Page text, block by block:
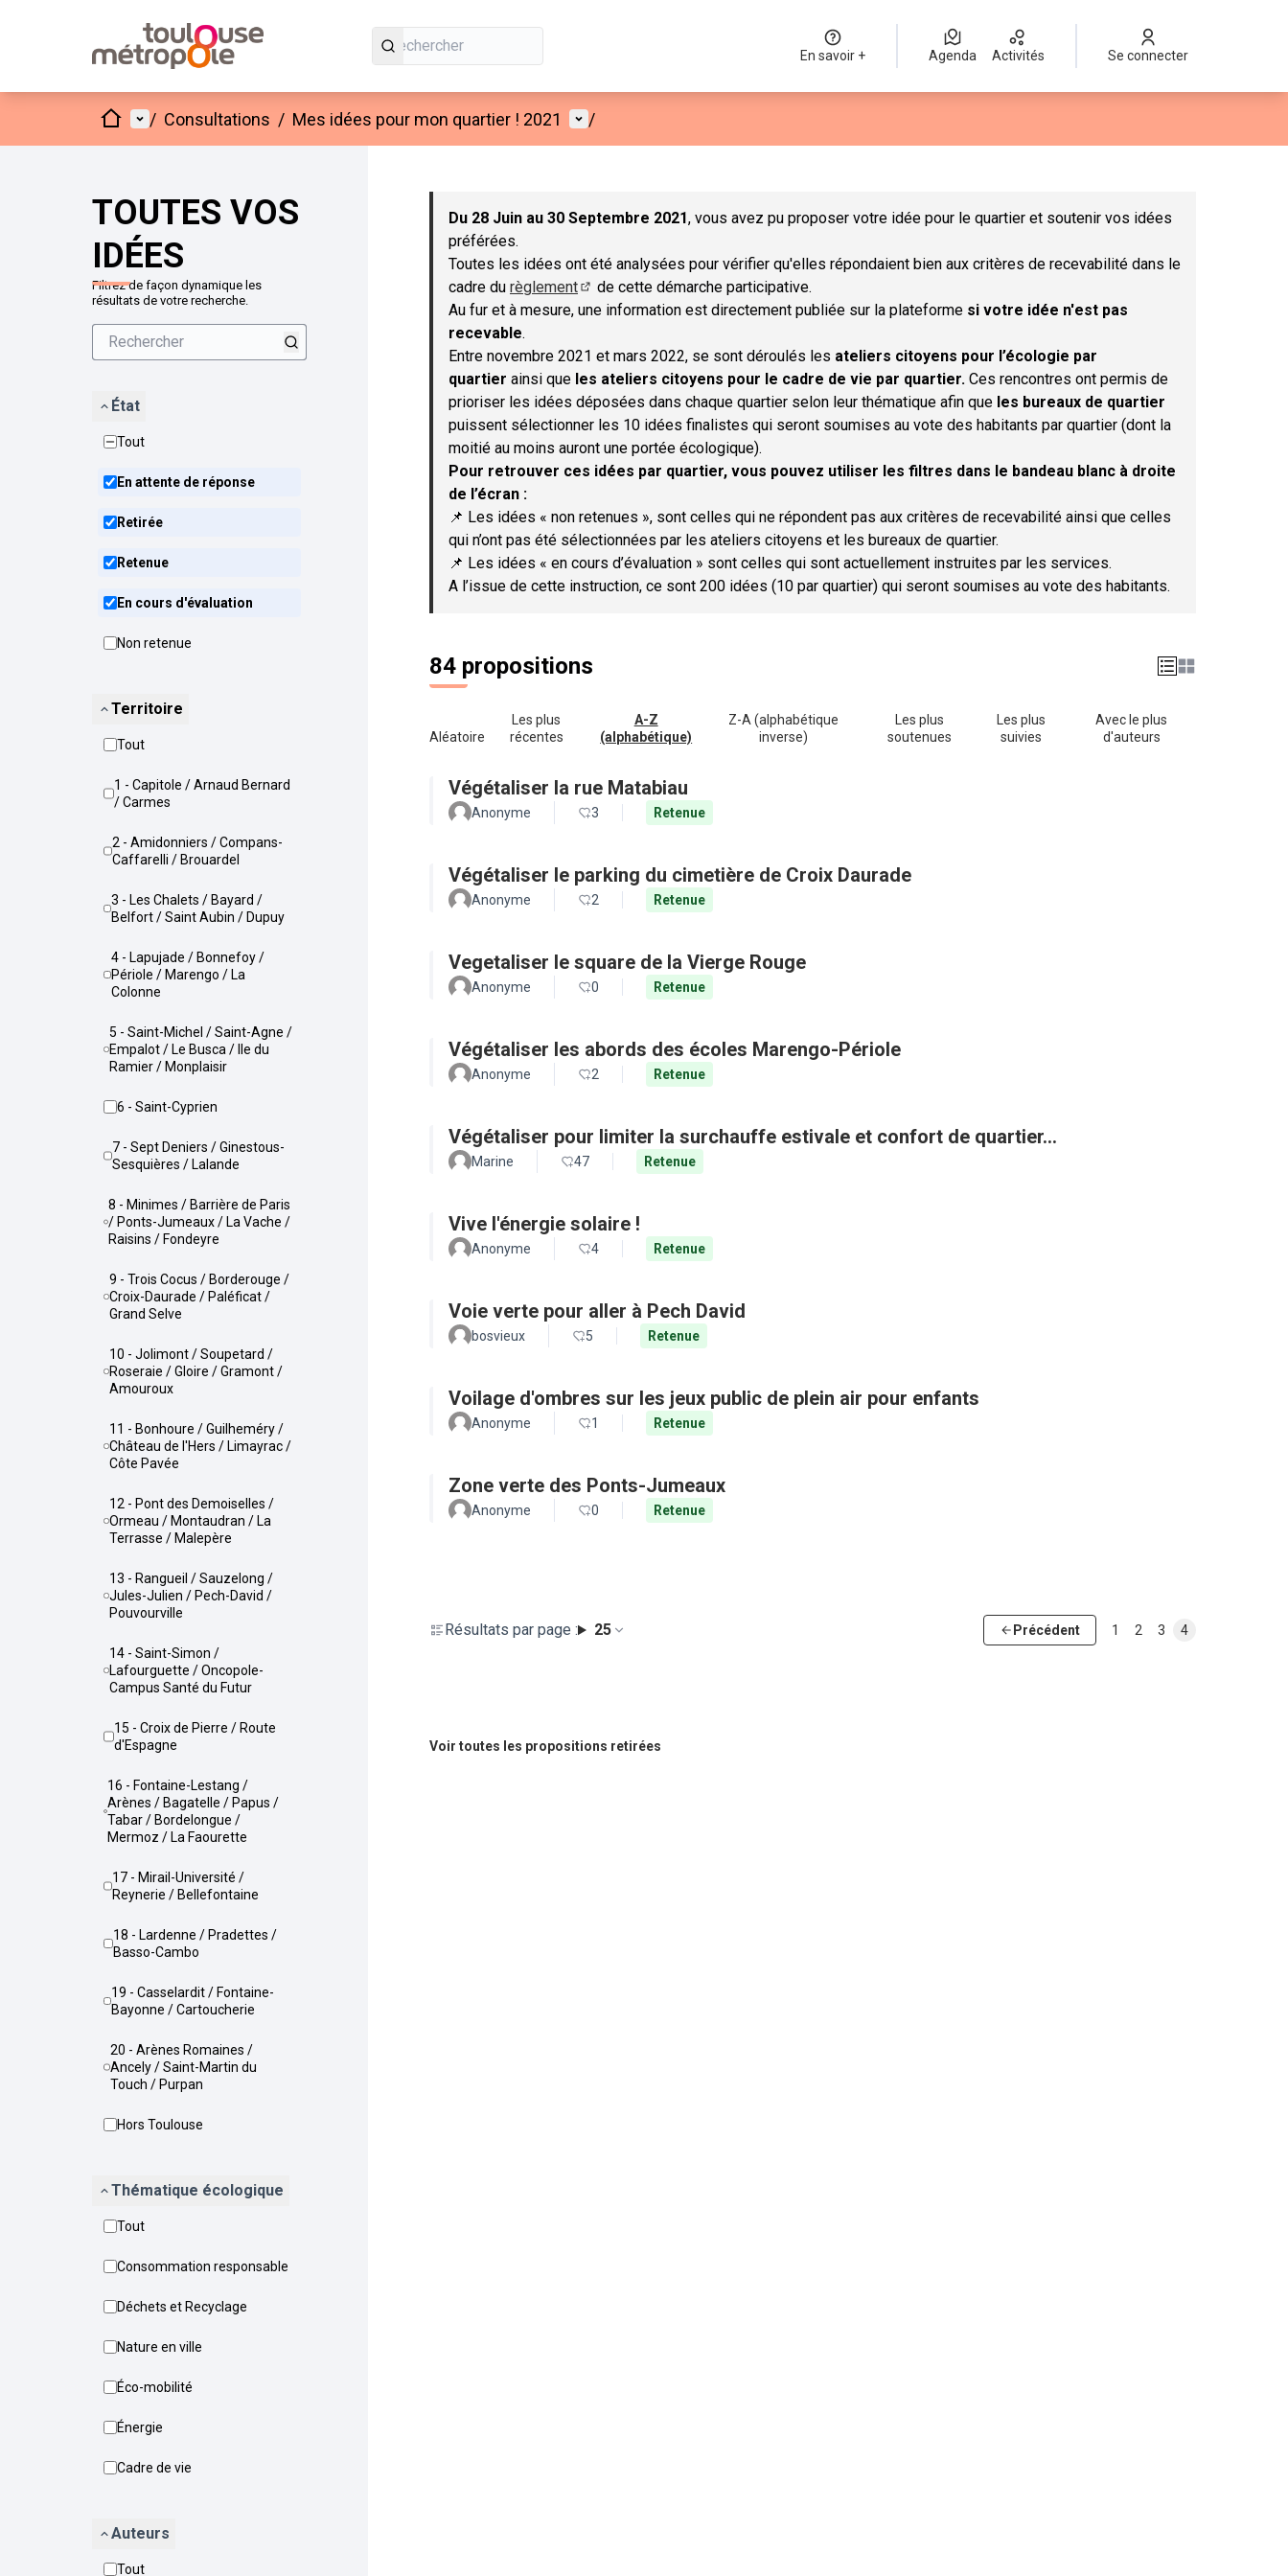
En savoir + Agenda Activités Se connecter
AccueilMenu principal
/ Consultations / Mes idées pour mon quartier ! 2021 Menu utilisateur
/
TOUTES VOS
IDÉES
Filtrez de façon dynamique les
résultats de votre recherche.
État
Tout
En attente de réponse
Retirée
Retenue
En cours d'évaluation
Non retenue
Territoire
Tout
1 - Capitole / Arnaud Bernard
/ Carmes
2 - Amidonniers / Compans-
Caffarelli / Brouardel
3 - Les Chalets / Bayard /
Belfort / Saint Aubin / Dupuy
4 - Lapujade / Bonnefoy /
Périole / Marengo / La
Colonne
5 - Saint-Michel / Saint-Agne /
Empalot / Le Busca / Ile du
Ramier / Monplaisir
6 - Saint-Cyprien
7 - Sept Deniers / Ginestous-
Sesquières / Lalande
8 - Minimes / Barrière de Paris
/ Ponts-Jumeaux / La Vache /
Raisins / Fondeyre
9 - Trois Cocus / Borderouge /
Croix-Daurade / Paléficat /
Grand Selve
10 - Jolimont / Soupetard /
Roseraie / Gloire / Gramont /
Amouroux
11 - Bonhoure / Guilheméry /
Château de l'Hers / Limayrac /
Côte Pavée
12 - Pont des Demoiselles /
Ormeau / Montaudran / La
Terrasse / Malepère
13 - Rangueil / Sauzelong /
Jules-Julien / Pech-David /
Pouvourville
14 - Saint-Simon /
Lafourguette / Oncopole-
Campus Santé du Futur
15 - Croix de Pierre / Route
d'Espagne
16 - Fontaine-Lestang /
Arènes / Bagatelle / Papus /
Tabar / Bordelongue /
Mermoz / La Faourette
17 - Mirail-Université /
Reynerie / Bellefontaine
18 - Lardenne / Pradettes /
Basso-Cambo
19 - Casselardit / Fontaine-
Bayonne / Cartoucherie
20 - Arènes Romaines /
Ancely / Saint-Martin du
Touch / Purpan
Hors Toulouse
Thématique écologique
Tout
Consommation responsable
Déchets et Recyclage
Nature en ville
Éco-mobilité
Énergie
Cadre de vie
Auteurs
Tout
Passer la carte
Du 28 Juin au 30 Septembre 2021, vous avez pu proposer votre idée pour le quartier et soutenir vos idées
préférées.
Toutes les idées ont été analysées pour vérifier qu'elles répondaient bien aux critères de recevabilité dans le
cadre du règlement
(S'ouvre dans un nouvel onglet)
de cette démarche participative.
Au fur et à mesure, une information est directement publiée sur la plateforme si votre idée n'est pas
recevable.
Entre novembre 2021 et mars 2022, se sont déroulés les ateliers citoyens pour l’écologie par
quartier ainsi que les ateliers citoyens pour le cadre de vie par quartier. Ces rencontres ont permis de
prioriser les idées déposées dans chaque quartier selon leur thématique afin que les bureaux de quartier
puissent sélectionner les 10 idées finalistes qui seront soumises au vote des habitants par quartier (dont la
moitié au moins auront une portée écologique).
Pour retrouver ces idées par quartier, vous pouvez utiliser les filtres dans le bandeau blanc à droite
de l’écran :
📌 Les idées « non retenues », sont celles qui ne répondent pas aux critères de recevabilité ainsi que celles
qui n’ont pas été sélectionnées par les ateliers citoyens et les bureaux de quartier.
📌 Les idées « en cours d’évaluation » sont celles qui sont actuellement instruites par les services.
A l’issue de cette instruction, ce sont 200 idées (10 par quartier) qui seront soumises au vote des habitants.
84 propositions
Aléatoire
Les plus
récentes
A-Z
(alphabétique)
Z-A (alphabétique
inverse)
Les plus
soutenues
Les plus
suivies
Avec le plus
d'auteurs
Végétaliser la rue Matabiau
Anonyme 3 Retenue
Végétaliser le parking du cimetière de Croix Daurade
Anonyme 2 Retenue
Vegetaliser le square de la Vierge Rouge
Anonyme 0 Retenue
Végétaliser les abords des écoles Marengo-Périole
Anonyme 2 Retenue
Végétaliser pour limiter la surchauffe estivale et confort de quartier...
Marine 47 Retenue
Vive l'énergie solaire !
Anonyme 4 Retenue
Voie verte pour aller à Pech David
bosvieux 5 Retenue
Voilage d'ombres sur les jeux public de plein air pour enfants
Anonyme 1 Retenue
Zone verte des Ponts-Jumeaux
Anonyme 0 Retenue
Résultats par page : 25 Précédent 1 2 3 4
Voir toutes les propositions retirées